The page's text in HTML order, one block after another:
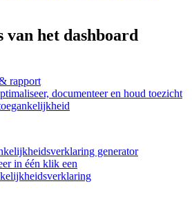
van het dashboard
rapport
documenteer en houd toezicht
generator
in één klik een